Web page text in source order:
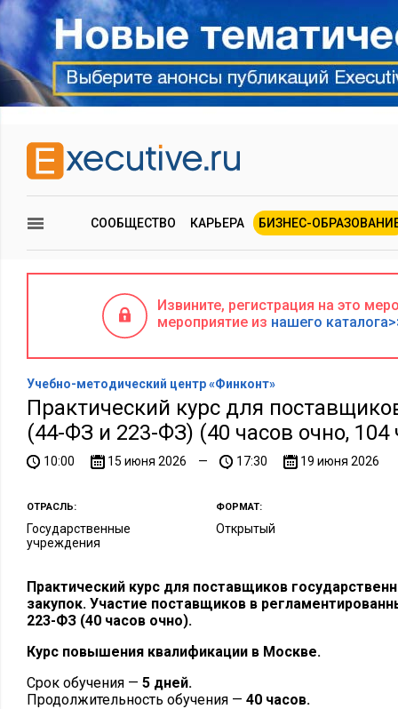
СООБЩЕСТВО КАРЬЕРА БИЗНЕС-
Извините, регистрация на это
мероприятие из нашего
Учебно-методический центр «Финконт»
Практический курс для
(44-ФЗ и 223-ФЗ) (40 часов очно,
10:00 15 июня 2026 — 17:30 19 июня 2026
ОТРАСЛЬ:
Государственные
учреждения
ФОРМАТ:
Открытый
Практический курс для поставщиков
закупок. Участие поставщиков в
223-ФЗ (40 часов очно).
Курс повышения квалификации в Москве.
Срок обучения — 5 дней.
Продолжительность обучения — 40 часов.